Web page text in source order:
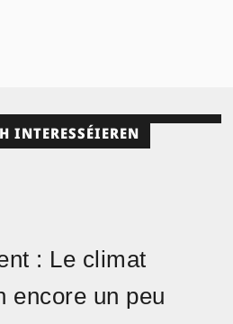
INTERESSÉIEREN
: Le climat
encore un peu